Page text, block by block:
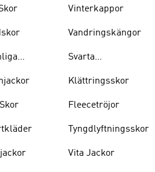
Vinterkappor
Vandringskängor
Svarta
Klättringsskor
Fleecetröjor
Tyngdlyftningsskor
Vita Jackor